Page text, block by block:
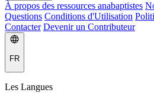
À propos des ressources anabaptistes
Questions Conditions d'Utilisation
Contacter Devenir un Contributeur
FR
Les Langues